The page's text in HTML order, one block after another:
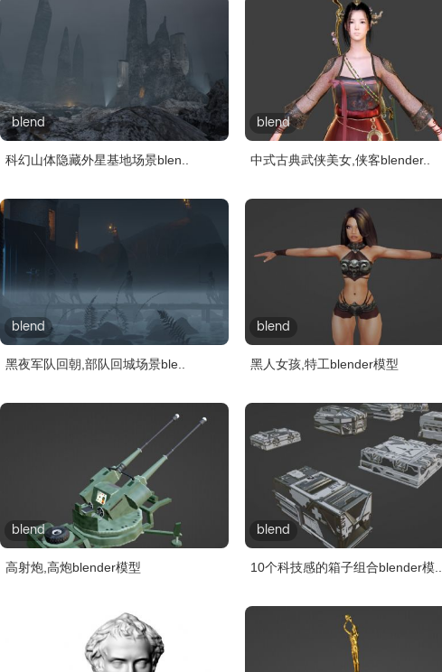
blend
科幻山体隐藏外星基地场景blen..
blend
中式古典武侠美女,侠客blender..
blend
黑夜军队回朝,部队回城场景ble..
blend
黑人女孩,特工blender模型
blend
高射炮,高炮blender模型
blend
10个科技感的箱子组合blender模..